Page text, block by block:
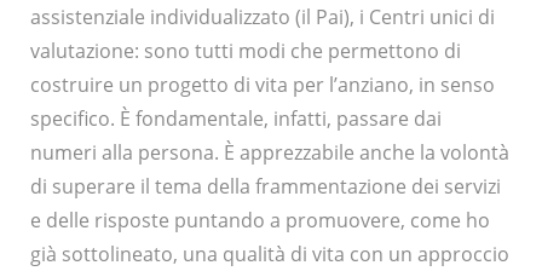
assistenziale individualizzato (il Pai), i Centri unici di
valutazione: sono tutti modi che permettono di
costruire un progetto di vita per l’anziano, in senso
specifico. È fondamentale, infatti, passare dai
numeri alla persona. È apprezzabile anche la volontà
di superare il tema della frammentazione dei servizi
e delle risposte puntando a promuovere, come ho
già sottolineato, una qualità di vita con un approccio